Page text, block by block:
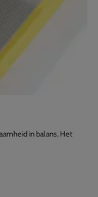
in balans. Het